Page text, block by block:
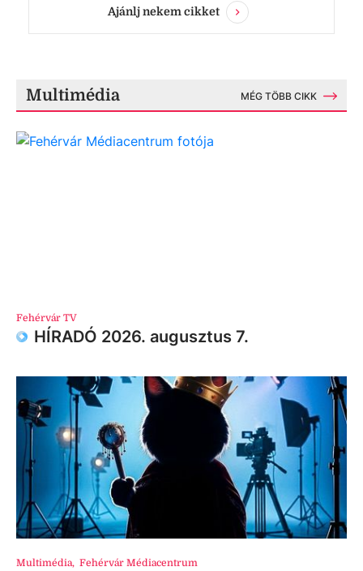
Ajánlj nekem cikket
Multimédia MÉG TÖBB CIKK
Fehérvár TV
HÍRADÓ 2026. augusztus 7.
Multimédia, Fehérvár Médiacentrum